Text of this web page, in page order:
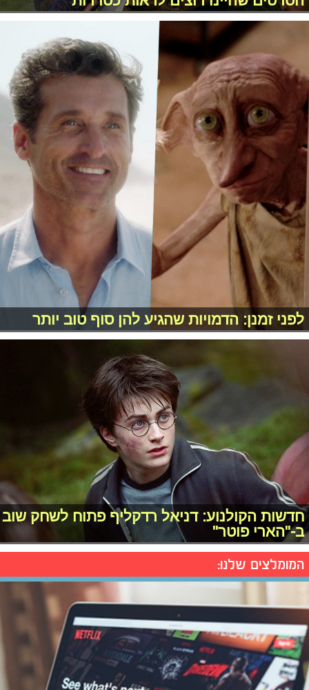
לפני זמנן: הדמויות שהגיע להן סוף טוב יותר
חדשות הקולנוע: דניאל רדקליף פתוח לשחק שוב
ב-"הארי פוטר"
המומלצים שלנו: